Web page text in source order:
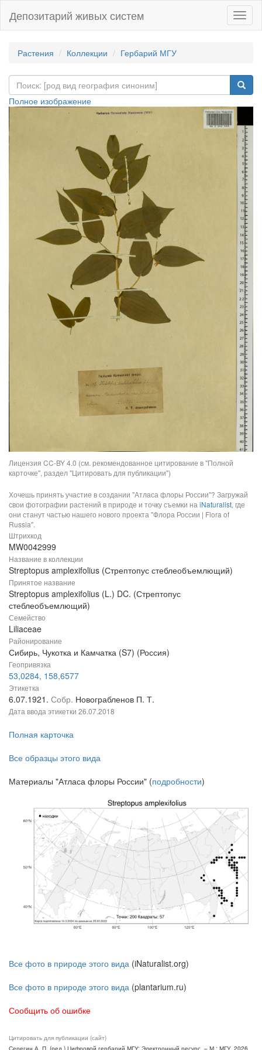
Депозитарий живых систем
Растения Коллекции Гербарий МГУ
Полное изображение
Лицензия CC-BY 4.0 (см. рекомендованное цитирование в "Полной
карточке", раздел "Цитировать для публикации")
Хочешь принять участие в создании "Атласа флоры России"? Загружай
свои фотографии растений в природе и точку съемки на iNaturalist, где
они станут частью нашего нового проекта "Флора России | Flora of
Russia".
Штрихкод
MW0042999
Название в коллекции
Streptopus amplexifolius (Стрептопус стеблеобъемлющий)
Принятое название
Streptopus amplexifolius (L.) DC. (Стрептопус
стеблеобъемлющий)
Семейство
Liliaceae
Районирование
Сибирь, Чукотка и Камчатка (S7) (Россия)
Геопривязка
53,0284, 158,6577
Этикетка
6.07.1921. Собр. Новограбленов П. Т.
Дата ввода этикетки 26.07.2018
Полная карточка
Все образцы этого вида
Материалы "Атласа флоры России" (подробности)
Все фото в природе этого вида (iNaturalist.org)
Все фото в природе этого вида (plantarium.ru)
Сообщить об ошибке
Цитировать для публикации (сайт)